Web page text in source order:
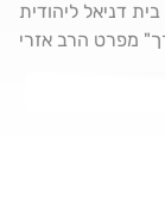
דניאל ליהודית
מפרט הרב אזרי